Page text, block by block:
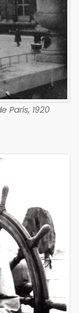
París, 1920